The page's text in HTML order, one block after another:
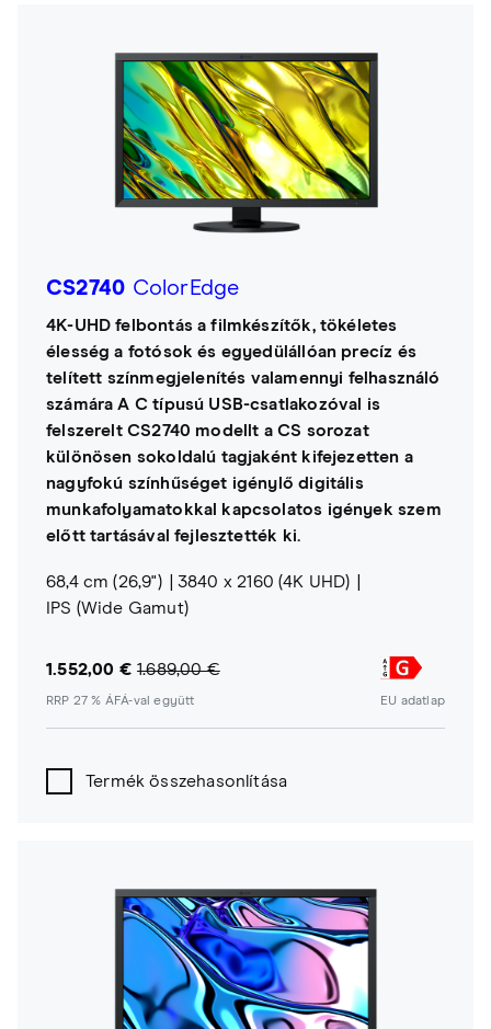
CS2740 ColorEdge
4K-UHD felbontás a filmkészítők, tökéletes
élesség a fotósok és egyedülállóan precíz és
telített színmegjelenítés valamennyi felhasználó
számára A C típusú USB-csatlakozóval is
felszerelt CS2740 modellt a CS sorozat
különösen sokoldalú tagjaként kifejezetten a
nagyfokú színhűséget igénylő digitális
munkafolyamatokkal kapcsolatos igények szem
előtt tartásával fejlesztették ki.
68,4 cm (26,9")
3840 x 2160 (4K UHD)
IPS (Wide Gamut)
1.552,00 € 1.689,00 €
RRP 27 % ÁFÁ-val együtt EU adatlap
Termék összehasonlítása